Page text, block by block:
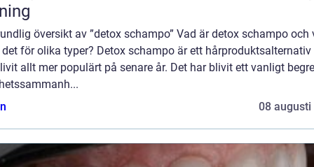
översikt av ”detox schampo” Vad är detox schampo och
för olika typer? Detox schampo är ett hårproduktsalternativ
allt mer populärt på senare år. Det har blivit ett vanligt
08 augusti